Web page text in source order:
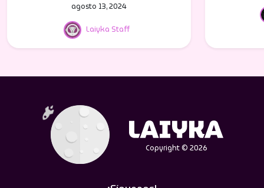
Laiyka Staff
agosto 13, 2024
Copyright © 2026